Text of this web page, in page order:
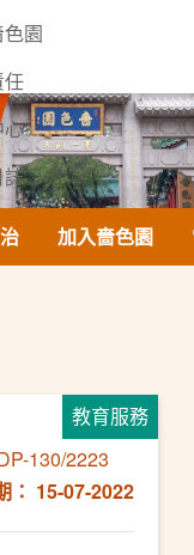
園
任
心
誌
加入嗇色園
教育服務
130/2223
： 15-07-2022